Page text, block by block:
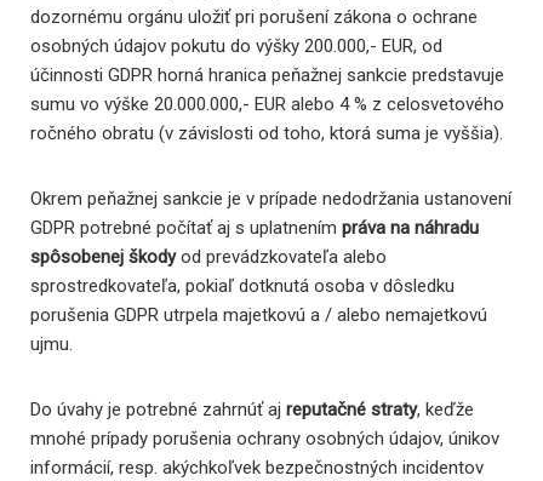
dozornému orgánu uložiť pri porušení zákona o ochrane
osobných údajov pokutu do výšky 200.000,- EUR, od
účinnosti GDPR horná hranica peňažnej sankcie predstavuje
sumu vo výške 20.000.000,- EUR alebo 4 % z celosvetového
ročného obratu (v závislosti od toho, ktorá suma je vyššia).
Okrem peňažnej sankcie je v prípade nedodržania ustanovení
GDPR potrebné počítať aj s uplatnením práva na náhradu
spôsobenej škodyod prevádzkovateľa alebo
sprostredkovateľa, pokiaľ dotknutá osoba v dôsledku
porušenia GDPR utrpela majetkovú a / alebo nemajetkovú
ujmu.
Do úvahy je potrebné zahrnúť aj reputačné straty, keďže
mnohé prípady porušenia ochrany osobných údajov, únikov
informácií, resp. akýchkoľvek bezpečnostných incidentov